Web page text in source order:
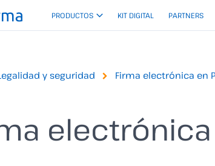
PRODUCTOS KIT DIGITAL PARTNERS
y seguridad Firma electrónica en